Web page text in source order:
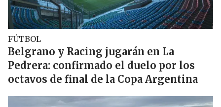
FÚTBOL
Belgrano y Racing jugarán en La
Pedrera: confirmado el duelo por los
octavos de final de la Copa Argentina